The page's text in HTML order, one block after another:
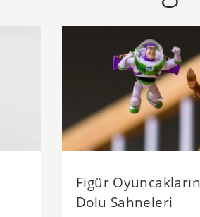
Figür
Dolu Sahneleri